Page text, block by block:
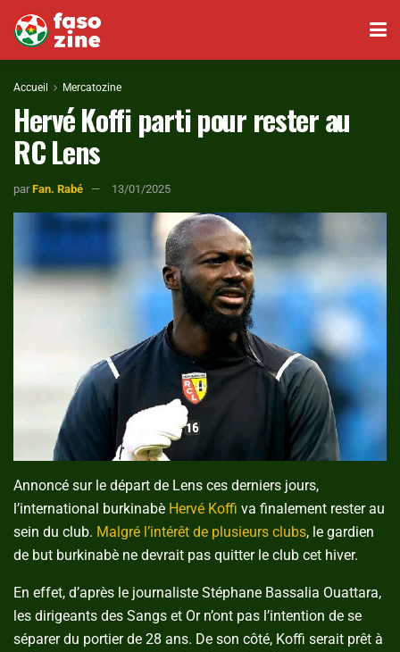
Accueil Mercatozine
Hervé Koffi parti pour rester au
RC Lens
par Fan. Rabé 13/01/2025
Annoncé sur le départ de Lens ces derniers jours,
l’international burkinabè Hervé Koffi va finalement rester au
sein du club. Malgré l’intérêt de plusieurs clubs, le gardien
de but burkinabè ne devrait pas quitter le club cet hiver.
En effet, d’après le journaliste Stéphane Bassalia Ouattara,
les dirigeants des Sangs et Or n’ont pas l’intention de se
séparer du portier de 28 ans. De son côté, Koffi serait prêt à